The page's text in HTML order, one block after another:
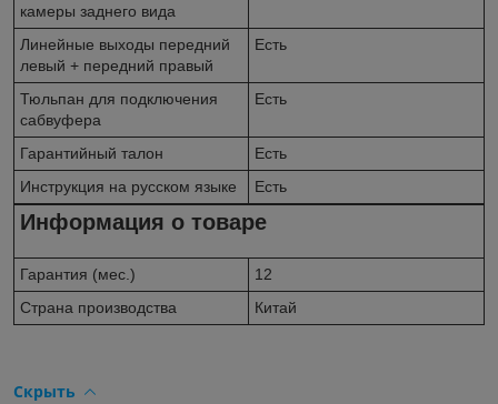
камеры заднего вида
Линейные выходы передний
левый + передний правый
Есть
Тюльпан для подключения
сабвуфера
Есть
Гарантийный талон
Есть
Инструкция на русском языке
Есть
Информация о товаре
Гарантия (мес.)
12
Страна производства
Китай
Скрыть